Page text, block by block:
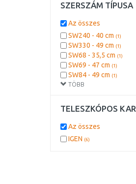
SZERSZÁM TÍPUSA
TÖBB
Az összes
SW240 - 40 cm (1)
SW330 - 49 cm (1)
SW68 - 35,5 cm (1)
SW69 - 47 cm (1)
SW84 - 49 cm (1)
Xtract SW72 - 35 cm
Xtract SW75 - 33 cm (1)
TELESZKÓPOS KAR
Az összes
IGEN (6)